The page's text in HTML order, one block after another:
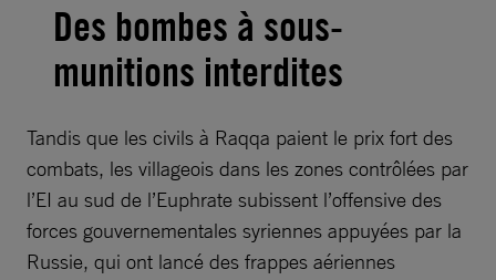
Des bombes à sous-
munitions interdites
Tandis que les civils à Raqqa paient le prix fort des
combats, les villageois dans les zones contrôlées par
l’EI au sud de l’Euphrate subissent l’offensive des
forces gouvernementales syriennes appuyées par la
Russie, qui ont lancé des frappes aériennes